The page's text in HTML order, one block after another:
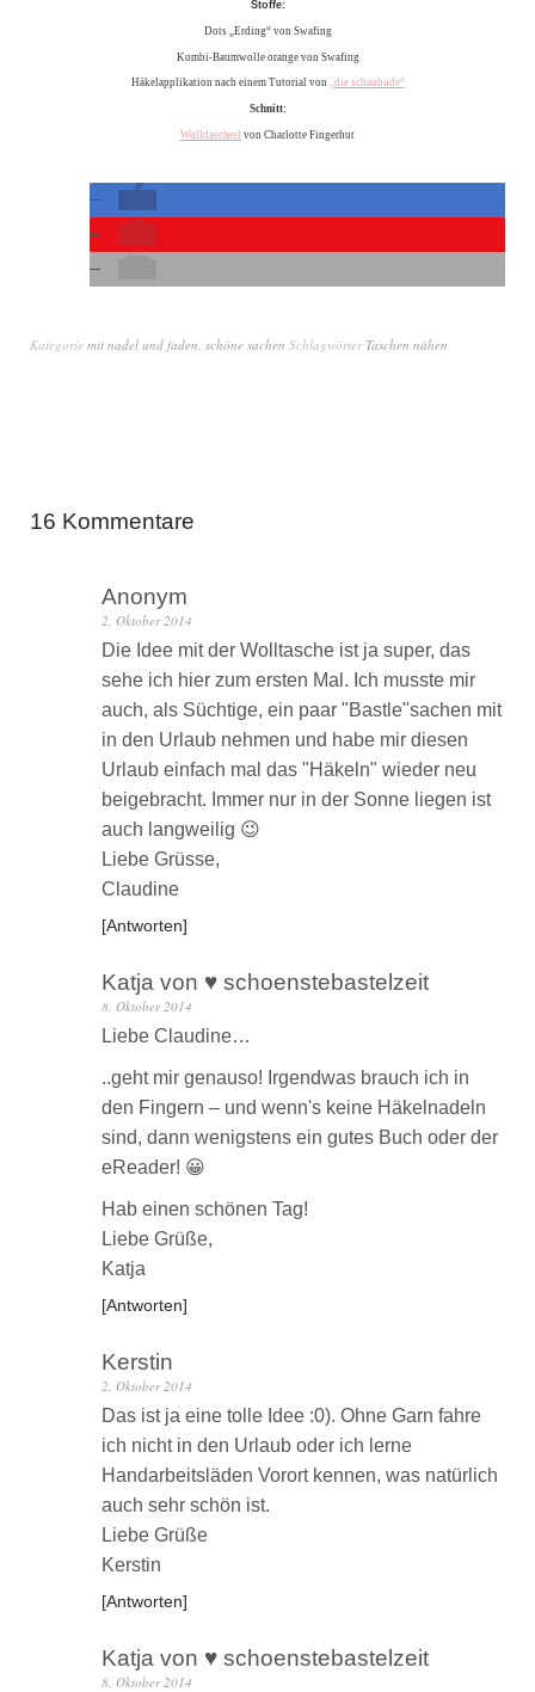
Stoffe:
Dots „Erding“ von Swafing
Kombi-Baumwolle orange von Swafing
Häkelapplikation nach einem Tutorial von „die schaubude“
Schnitt:
Wolldascherl von Charlotte Fingerhut
Kategorie mit nadel und faden, schöne sachen Schlagwörter Taschen nähen
16 Kommentare
Anonym
2. Oktober 2014
Die Idee mit der Wolltasche ist ja super, das
sehe ich hier zum ersten Mal. Ich musste mir
auch, als Süchtige, ein paar "Bastle"sachen mit
in den Urlaub nehmen und habe mir diesen
Urlaub einfach mal das "Häkeln" wieder neu
beigebracht. Immer nur in der Sonne liegen ist
auch langweilig 😉
Liebe Grüsse,
Claudine
Antworten
Katja von ♥ schoenstebastelzeit
8. Oktober 2014
Liebe Claudine…
..geht mir genauso! Irgendwas brauch ich in
den Fingern – und wenn's keine Häkelnadeln
sind, dann wenigstens ein gutes Buch oder der
eReader! 😀
Hab einen schönen Tag!
Liebe Grüße,
Katja
Antworten
Kerstin
2. Oktober 2014
Das ist ja eine tolle Idee :0). Ohne Garn fahre
ich nicht in den Urlaub oder ich lerne
Handarbeitsläden Vorort kennen, was natürlich
auch sehr schön ist.
Liebe Grüße
Kerstin
Antworten
Katja von ♥ schoenstebastelzeit
8. Oktober 2014